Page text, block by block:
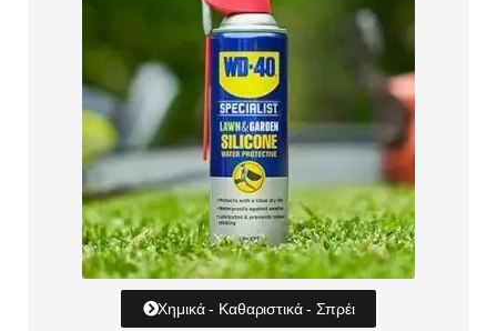
Χημικά - Καθαριστικά - Σπρέι